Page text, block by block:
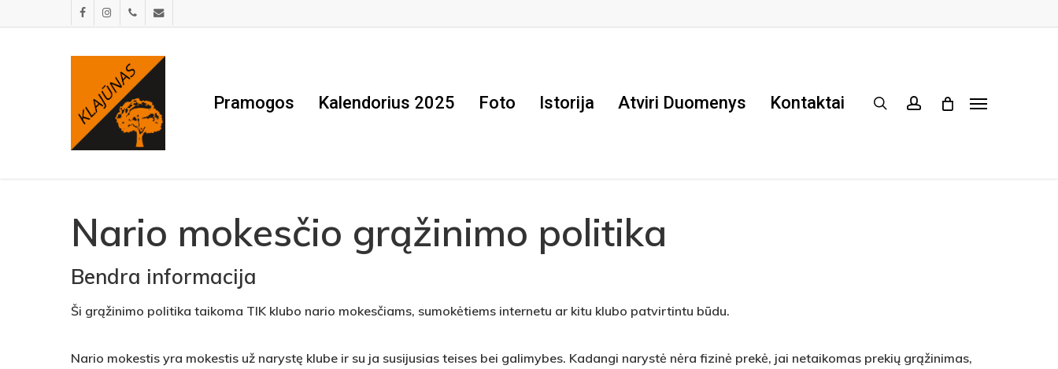
facebookinstagramphoneemail
Pramogos Kalendorius 2025 Foto Istorija Atviri Duomenys Kontaktai searchaccountMenu
Nario mokesčio grąžinimo politika
Bendra informacija
Ši grąžinimo politika taikoma TIK klubo nario mokesčiams, sumokėtiems internetu ar kitu klubo patvirtintu būdu.
Nario mokestis yra mokestis už narystę klube ir su ja susijusias teises bei galimybes. Kadangi narystė nėra fizinė prekė, jai netaikomas prekių grąžinimas,